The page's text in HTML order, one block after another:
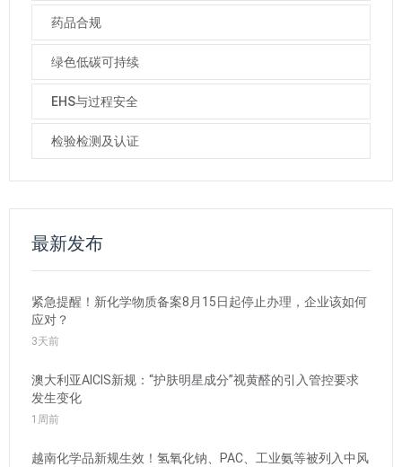
药品合规
绿色低碳可持续
EHS与过程安全
检验检测及认证
最新发布
紧急提醒！新化学物质备案8月15日起停止办理，企业该如何
应对？
3天前
澳大利亚AICIS新规：“护肤明星成分”视黄醛的引入管控要求
发生变化
1周前
越南化学品新规生效！氢氧化钠、PAC、工业氨等被列入中风